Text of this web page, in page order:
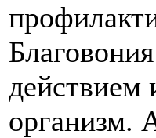
действием
организм.